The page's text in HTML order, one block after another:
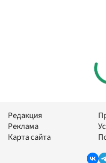
Редакция
Реклама
Карта сайта